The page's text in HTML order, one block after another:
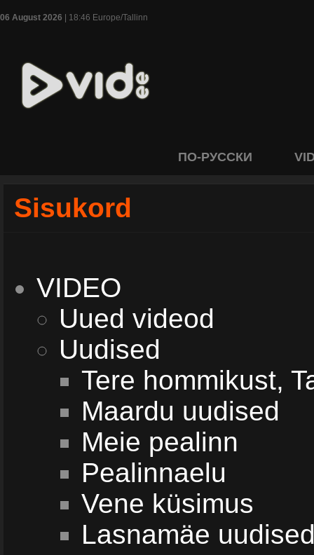
06 August 2026 | 18:46 Europe/Tallinn
ПО-РУССКИ
Sisukord
VIDEO
Uued videod
Uudised
Tere hommikust,
Maardu uudised
Meie pealinn
Pealinnaelu
Vene küsimus
Lasnamäe